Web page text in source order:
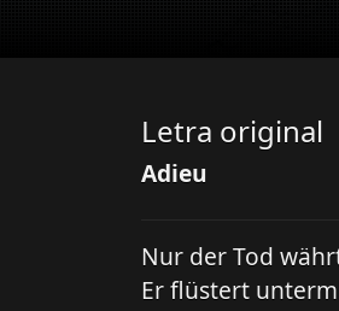
Letra original
Adieu
Nur der Tod
Er flüstert